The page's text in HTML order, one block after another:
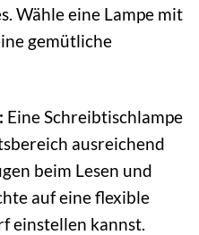
Wähle eine Lampe mit
gemütliche
Eine Schreibtischlampe
ausreichend
beim Lesen und
auf eine flexible
einstellen kannst.